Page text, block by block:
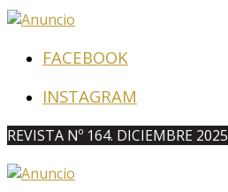
FACEBOOK
INSTAGRAM
REVISTA Nº 164. DICIEMBRE 2025